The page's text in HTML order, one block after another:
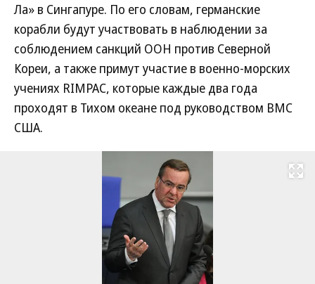
Ла» в Сингапуре. По его словам, германские
корабли будут участвовать в наблюдении за
соблюдением санкций ООН против Северной
Кореи, а также примут участие в военно-морских
учениях RIMPAC, которые каждые два года
проходят в Тихом океане под руководством ВМС
США.
Развернуть